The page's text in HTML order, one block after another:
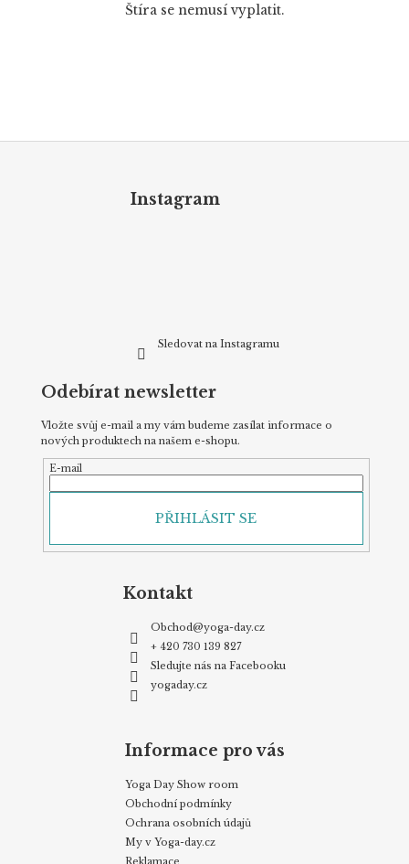
Štíra se nemusí vyplatit.
Instagram
Sledovat na Instagramu
Odebírat newsletter
Vložte svůj e-mail a my vám budeme zasílat informace o
nových produktech na našem e-shopu.
E-mail
PŘIHLÁSIT SE
Kontakt
Obchod@yoga-day.cz
+ 420 730 139 827
Sledujte nás na Facebooku
yogaday.cz
Informace pro vás
Yoga Day Show room
Obchodní podmínky
Ochrana osobních údajů
My v Yoga-day.cz